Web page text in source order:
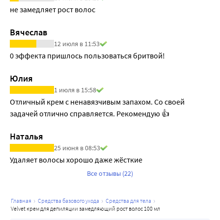
не замедляет рост волос
Вячеслав
12 июля в 11:53
0 эффекта пришлось пользоваться бритвой!
Юлия
1 июля в 15:58
Отличный крем с ненавязчивым запахом. Со своей
задачей отлично справляется. Рекомендую 👍
Наталья
25 июня в 08:53
Удаляет волосы хорошо даже жёсткие
Все отзывы (22)
главная средства базового ухода
средства для тела
velvet крем для депиляции замедляющий рост волос 100 мл